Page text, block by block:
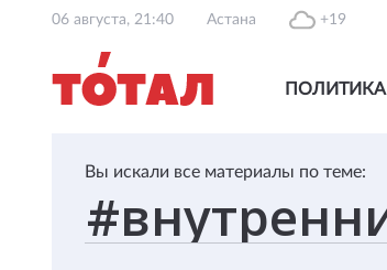
06 августа, 21:40 Астана +19
ПОЛИТИКА
Вы искали все материалы по теме: